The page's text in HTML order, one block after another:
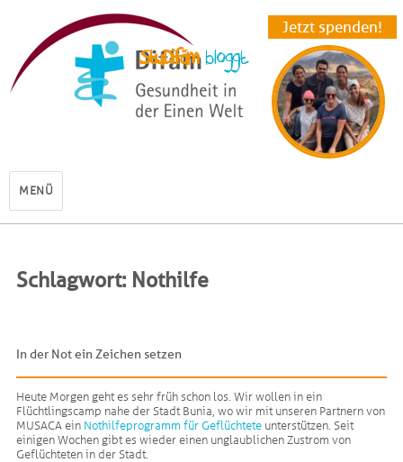
Jetzt spenden!
StuDifäm
MENÜ
Schlagwort: Nothilfe
In der Not ein Zeichen setzen
Heute Morgen geht es sehr früh schon los. Wir wollen in ein
Flüchtlingscamp nahe der Stadt Bunia, wo wir mit unseren Partnern von
MUSACA ein Nothilfeprogramm für Geflüchteteunterstützen. Seit
einigen Wochen gibt es wieder einen unglaublichen Zustrom von
Geflüchteten in der Stadt.